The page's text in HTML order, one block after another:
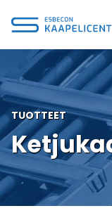
sisältöön
TUOTTEET